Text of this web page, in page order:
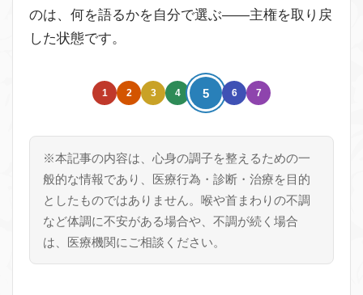
のは、何を語るかを自分で選ぶ——主権を取り戻
した状態です。
1 2 3 4 5 6 7
※本記事の内容は、心身の調子を整えるための一
般的な情報であり、医療行為・診断・治療を目的
としたものではありません。喉や首まわりの不調
など体調に不安がある場合や、不調が続く場合
は、医療機関にご相談ください。